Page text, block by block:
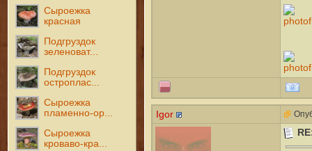
Сыроежка
красная
Подгруздок
зеленоват...
Подгруздок
остроплас...
Сыроежка
пламенно-ор...
Сыроежка
кроваво-кра...
Igor